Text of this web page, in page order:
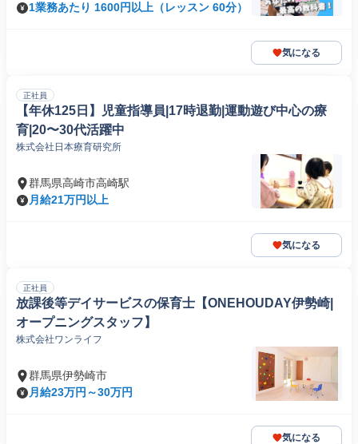
1業務あたり 1600円以上（レッスン 60分）
気になる
正社員
【年休125日】児童指導員|17時退勤|運動遊び中心の療
育|20〜30代活躍中
株式会社日本療育研究所
群馬県高崎市高崎駅
月給21万円以上
気になる
正社員
放課後等デイサービスの保育士【ONEHOUDAY伊勢崎|
オープニングスタッフ】
株式会社ワンライフ
群馬県伊勢崎市
月給23万円～30万円
気になる